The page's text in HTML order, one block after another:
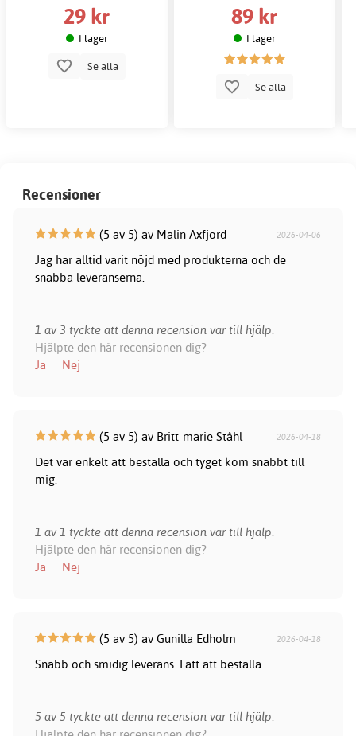
29 kr
I lager
Se alla
89 kr
I lager
Se alla
Recensioner
(5 av 5) av Malin Axfjord 2026-04-06
Jag har alltid varit nöjd med produkterna och de
snabba leveranserna.
1 av 3 tyckte att denna recension var till hjälp.
Hjälpte den här recensionen dig?
Ja
Nej
(5 av 5) av Britt-marie Ståhl 2026-04-18
Det var enkelt att beställa och tyget kom snabbt till
mig.
1 av 1 tyckte att denna recension var till hjälp.
Hjälpte den här recensionen dig?
Ja
Nej
(5 av 5) av Gunilla Edholm 2026-04-18
Snabb och smidig leverans. Lätt att beställa
5 av 5 tyckte att denna recension var till hjälp.